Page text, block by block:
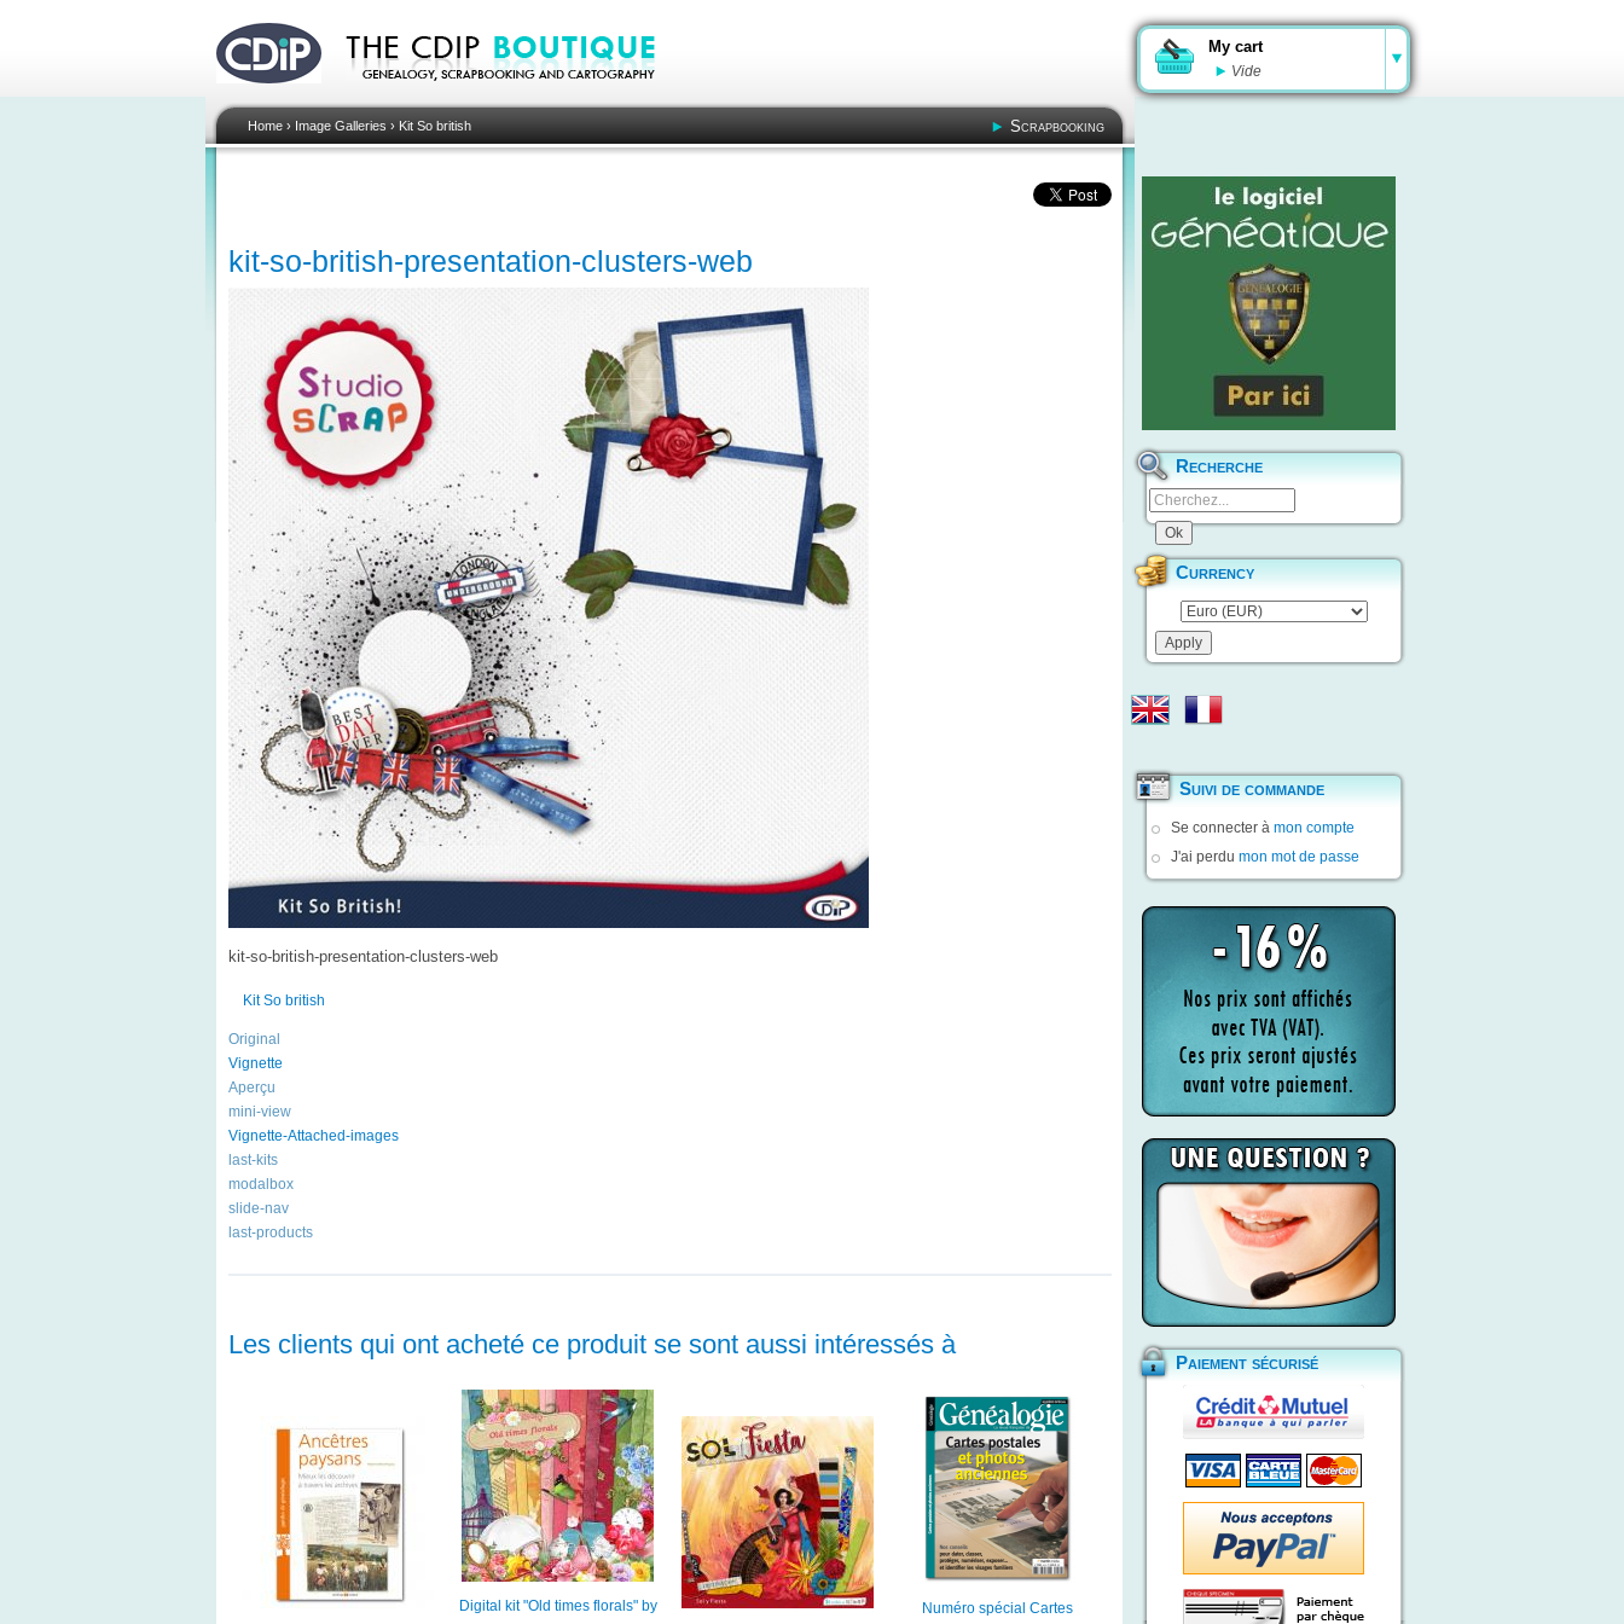
My cart
Vide
Home› Image Galleries › Kit So british Scrapbooking
kit-so-british-presentation-clusters-web
kit-so-british-presentation-clusters-web
Kit So british
Original
Vignette
Aperçu
mini-view
Vignette-Attached-images
last-kits
modalbox
slide-nav
last-products
Les clients qui ont acheté ce produit se sont aussi intéressés à
Digital kit "Old times florals" by
Numéro spécial Cartes
Recherche
Currency
Suivi de commande
Se connecter à mon compte
J'ai perdu mon mot de passe
Paiement sécurisé